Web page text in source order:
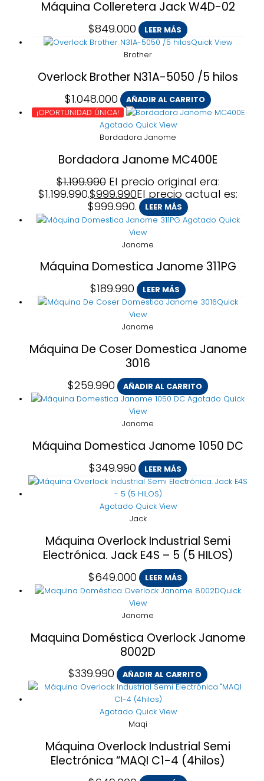
Máquina Colleretera Jack W4D-02
$849.000
LEER MÁS
Quick View
Brother
Overlock Brother N31A-5050 /5 hilos
$1.048.000
AÑADIR AL CARRITO
¡OPORTUNIDAD ÚNICA!
Agotado Quick View
Bordadora Janome
Bordadora Janome MC400E
$1.199.990 El precio original era:
$1.199.990.$999.990El precio actual es:
$999.990.
LEER MÁS
Agotado Quick
View
Janome
Máquina Domestica Janome 311PG
$189.990
LEER MÁS
Quick
View
Janome
Máquina De Coser Domestica Janome
3016
$259.990
AÑADIR AL CARRITO
Agotado Quick
View
Janome
Máquina Domestica Janome 1050 DC
$349.990 LEER MÁS
Agotado Quick View
Jack
Máquina Overlock Industrial Semi
Electrónica. Jack E4S – 5 (5 HILOS)
$649.000
LEER MÁS
Quick
View
Janome
Maquina Doméstica Overlock Janome
8002D
$339.990 AÑADIR AL CARRITO
Agotado Quick View
Maqi
Máquina Overlock Industrial Semi
Electrónica “MAQI C1-4 (4hilos)